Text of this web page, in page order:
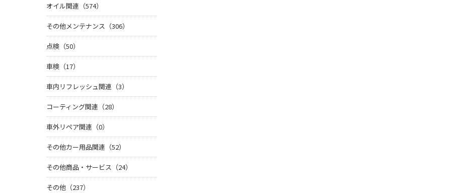
オイル関連（574）
その他メンテナンス（306）
点検（50）
車検（17）
車内リフレッシュ関連（3）
コーティング関連（28）
車外リペア関連（0）
その他カー用品関連（52）
その他商品・サービス（24）
その他（237）